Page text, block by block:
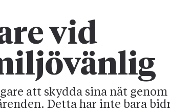
vid
att skydda sina nät
Detta har inte bara